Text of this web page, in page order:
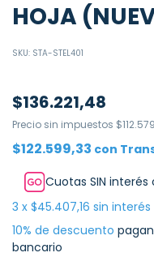
HOJA
SKU: STA-STEL401
$136.221,48
Precio sin impuestos
$122.599,33 con
Cuotas SIN interés
3 x $45.407,16 sin interés
10% de descuento
bancario